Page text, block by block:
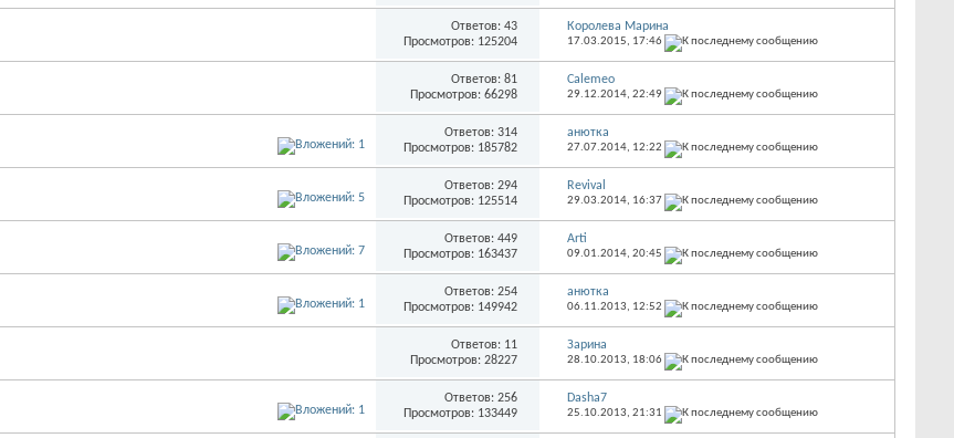
Ответов: 43
Просмотров: 125204
Королева Марина
17.03.2015, 17:46
Ответов: 81
Просмотров: 66298
Calemeo
29.12.2014, 22:49
Ответов: 314
Просмотров: 185782
анютка
27.07.2014, 12:22
Ответов: 294
Просмотров: 125514
Revival
29.03.2014, 16:37
Ответов: 449
Просмотров: 163437
Arti
09.01.2014, 20:45
Ответов: 254
Просмотров: 149942
анютка
06.11.2013, 12:52
Ответов: 11
Просмотров: 28227
Зарина
28.10.2013, 18:06
Ответов: 256
Просмотров: 133449
Dasha7
25.10.2013, 21:31